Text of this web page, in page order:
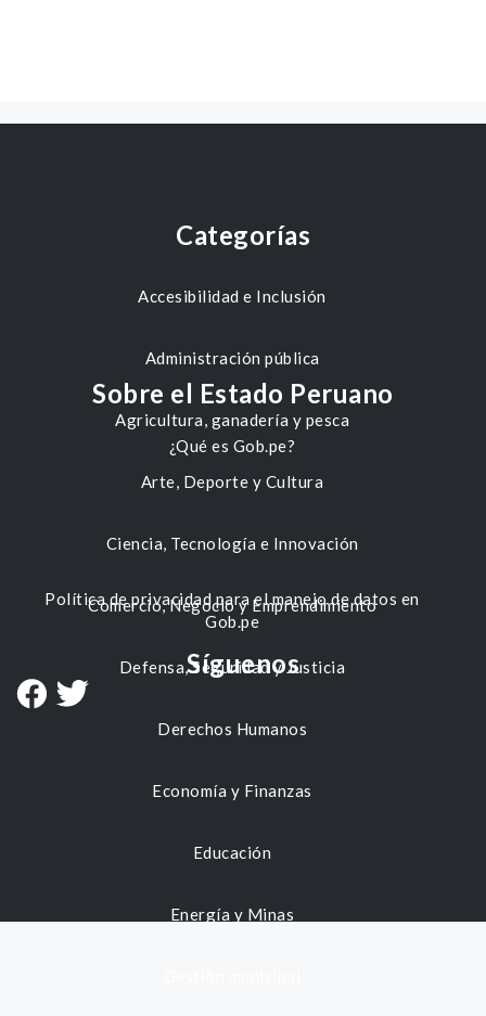
Categorías
Accesibilidad e Inclusión
Administración pública
Agricultura, ganadería y pesca
Arte, Deporte y Cultura
Ciencia, Tecnología e Innovación
Comercio, Negocio y Emprendimiento
Defensa, Seguridad y Justicia
Derechos Humanos
Economía y Finanzas
Educación
Energía y Minas
Sobre el Estado Peruano
¿Qué es Gob.pe?
Política de privacidad para el manejo de datos en
Gob.pe
Síguenos